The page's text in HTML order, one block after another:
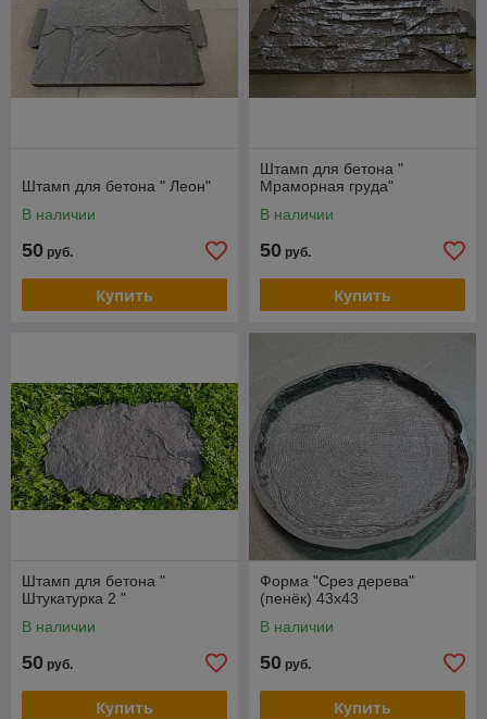
Штамп для бетона " Леон"
В наличии
50 руб.
Купить
Штамп для бетона "
Мраморная груда"
В наличии
50 руб.
Купить
Штамп для бетона "
Штукатурка 2 "
В наличии
50 руб.
Купить
Форма "Срез дерева"
(пенёк) 43х43
В наличии
50 руб.
Купить